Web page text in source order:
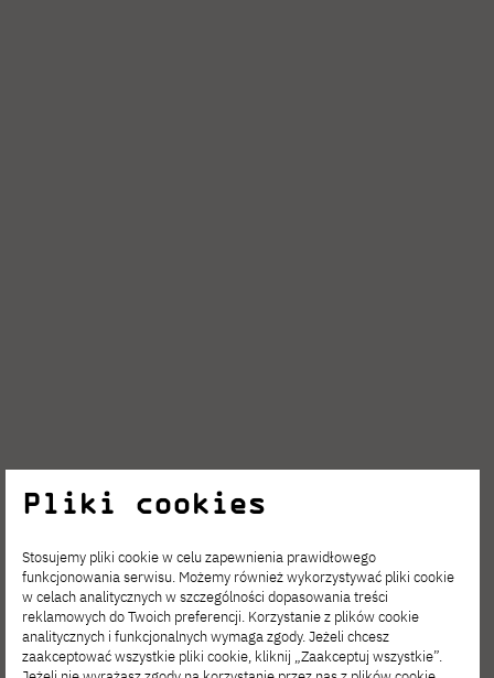
Pliki cookies
Stosujemy pliki cookie w celu zapewnienia prawidłowego
funkcjonowania serwisu. Możemy również wykorzystywać pliki cookie
w celach analitycznych w szczególności dopasowania treści
reklamowych do Twoich preferencji. Korzystanie z plików cookie
analitycznych i funkcjonalnych wymaga zgody. Jeżeli chcesz
zaakceptować wszystkie pliki cookie, kliknij „Zaakceptuj wszystkie”.